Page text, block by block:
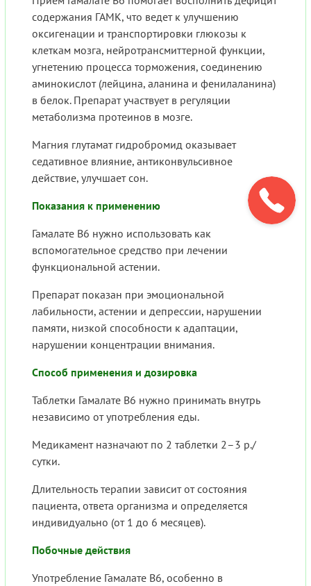
содержания ГАМК, что ведет к улучшению
оксигенации и транспортировки глюкозы к
клеткам мозга, нейротрансмиттерной функции,
угнетению процесса торможения, соединению
аминокислот (лейцина, аланина и фенилаланина)
в белок. Препарат участвует в регуляции
метаболизма протеинов в мозге.
Магния глутамат гидробромид оказывает
седативное влияние, антиконвульсивное
действие, улучшает сон.
Показания к применению
Гамалате В6 нужно использовать как
вспомогательное средство при лечении
функциональной астении.
Препарат показан при эмоциональной
лабильности, астении и депрессии, нарушении
памяти, низкой способности к адаптации,
нарушении концентрации внимания.
Способ применения и дозировка
Таблетки Гамалате В6 нужно принимать внутрь
независимо от употребления еды.
Медикамент назначают по 2 таблетки 2–3 р./
сутки.
Длительность терапии зависит от состояния
пациента, ответа организма и определяется
индивидуально (от 1 до 6 месяцев).
Побочные действия
Употребление Гамалате В6, особенно в